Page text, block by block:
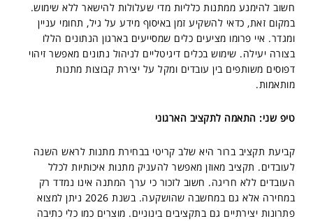
חשוב להימנע ממתנות כלליות מדי שעלולות להישאר ללא שימוש.
במקום זאת, כדאי להשקיע זמן באיסוף מידע על גיל, תחומי עניין
ומגדר. איי פרומו מציעים כלים שמסייעים בארגון הנתונים הללו
בצורה יעילה. שימוש בכלים דיגיטליים לניהול נתונים מאפשר זיהוי
דפוסים משותפים בין עובדים ומקל על יצירת קבוצות מתנות
מותאמות.
טיפ שני: התאמה לתקציב הארגוני
קביעת תקציב ברור היא שלב קריטי בבחירת מתנות לראש השנה
לעובדים. תקציב מאוזן מאפשר להעניק מתנות איכותיות לכלל
העובדים ללא חריגה. חשוב לזכור כי ערך המתנה אינו נמדד רק
במחירה אלא גם במחשבה שהושקעה. בשנת 2026 ניתן למצוא
פתרונות יצירתיים גם בתקציבים בינוניים. מוצרים כמו כלי כתיבה